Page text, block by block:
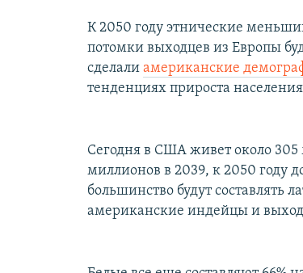
К 2050 году этнические
потомки выходцев из Европы
сделалиамериканские
тенденциях прироста
Сегодня в США живет около
миллионов в 2039, к 2050 году
большинство будут
американские индейцы и